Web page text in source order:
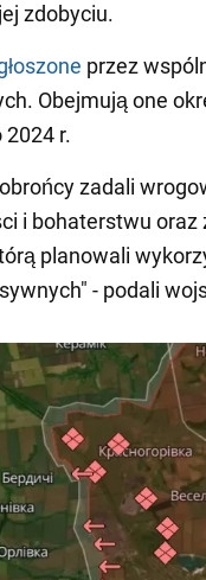
zdobyciu.
przez
Obejmują one
2024 r.
zadali
i bohaterstwu oraz
planowali
- podali